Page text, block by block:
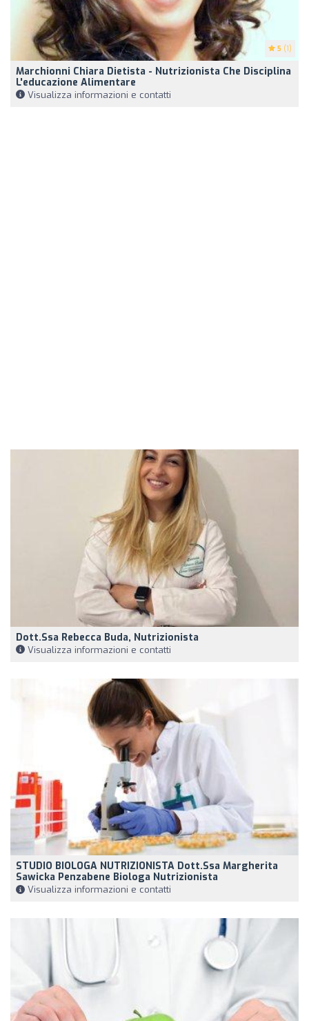
5 (1)
Marchionni Chiara Dietista - Nutrizionista Che Disciplina
L'educazione Alimentare
Visualizza informazioni e contatti
Dott.ssa Rebecca Buda, Nutrizionista
Visualizza informazioni e contatti
STUDIO BIOLOGA NUTRIZIONISTA Dott.ssa Margherita
Sawicka Penzabene Biologa Nutrizionista
Visualizza informazioni e contatti